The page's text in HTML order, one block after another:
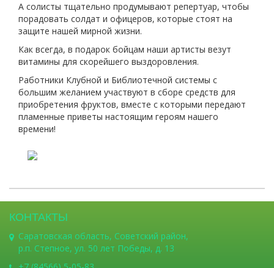
А солисты тщательно продумывают репертуар, чтобы
порадовать солдат и офицеров, которые стоят на
защите нашей мирной жизни.
Как всегда, в подарок бойцам наши артисты везут
витамины для скорейшего выздоровления.
Работники Клубной и Библиотечной системы с
большим желанием участвуют в сборе средств для
приобретения фруктов, вместе с которыми передают
пламенные приветы настоящим героям нашего
времени!
КОНТАКТЫ
Саратовская область, Советский район,
р.п. Степное, ул. 50 лет Победы, д. 13